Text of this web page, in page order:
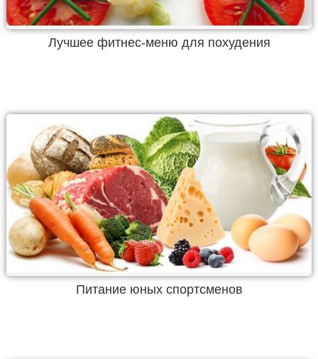
Лучшее фитнес-меню для похудения
Питание юных спортсменов